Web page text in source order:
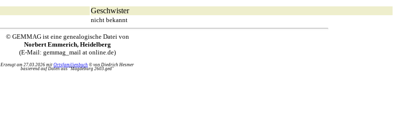
Geschwister
nicht bekannt
© GEMMAG ist eine genealogische Datei von
Norbert Emmerich, Heidelberg
(E-Mail: gemmag_mail at online.de)
Erzeugt am 27.03.2026 mit Ortsfamilienbuch © von Diedrich Hesmer
basierend auf Daten aus "Magdeburg 2603.ged"